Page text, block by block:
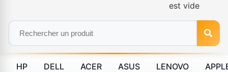
est vide
HP DELL ACER ASUS LENOVO